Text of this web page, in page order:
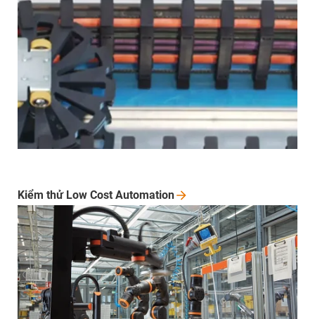
Kiểm thử Low Cost Automation